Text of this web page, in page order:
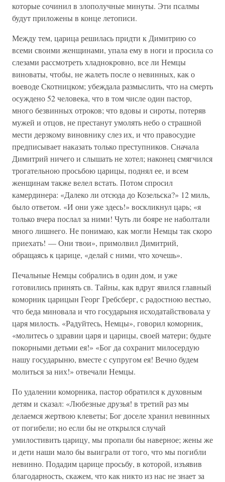
которые сочинил в злополучные минуты. Эти псалмы
будут приложены в конце летописи.
Между тем, царица решилась придти к Димитрию со
всеми своими женщинами, упала ему в ноги и просила со
слезами рассмотреть хладнокровно, все ли Немцы
виноваты, чтобы, не жалеть после о невинных, как о
воеводе Скотницком; убеждала размыслить, что на смерть
осуждено 52 человека, что в том числе один пастор,
много безвинных отроков; что вдовы и сироты, потеряв
мужей и отцов, не престанут умолять небо о страшной
мести дерзкому виновнику слез их, и что правосудие
предписывает наказать только преступников. Сначала
Димитрий ничего и слышать не хотел; наконец смягчился
трогательною просьбою царицы, поднял ее, и всем
женщинам также велел встать. Потом спросил
камердинера: «Далеко ли отсюда до Козельска?» 12 миль,
было ответом. «И они уже здесь!» воскликнул царь; «я
только вчера послал за ними! Чуть ли бояре не наболтали
много лишнего. Не понимаю, как могли Немцы так скоро
приехать! — Они твои», примолвил Димитрий,
обращаясь к царице, «делай с ними, что хочешь».
Печальные Немцы собрались в один дом, и уже
готовились принять св. Тайны, как вдруг явился главный
коморник царицын Георг Гребсберг, с радостною вестью,
что беда миновала и что государыня исходатайствовала у
царя милость. «Радуйтесь, Немцы», говорил коморник,
«молитесь о здравии царя и царицы, своей матери; будьте
покорными детьми ея!» «Бог да сохранит милосердую
нашу государыню, вместе с супругом ея! Вечно будем
молиться за них!» отвечали Немцы.
По удалении коморника, пастор обратился к духовным
детям и сказал: «Любезные друзья! в третий раз мы
делаемся жертвою клеветы; Бог доселе хранил невинных
от погибели; но если бы не открылся случай
умилостивить царицу, мы пропали бы наверное; жены же
и дети наши мало бы выиграли от того, что мы погибли
невинно. Подадим царице просьбу, в которой, изъявив
благодарность, скажем, что как никто из нас не знает за